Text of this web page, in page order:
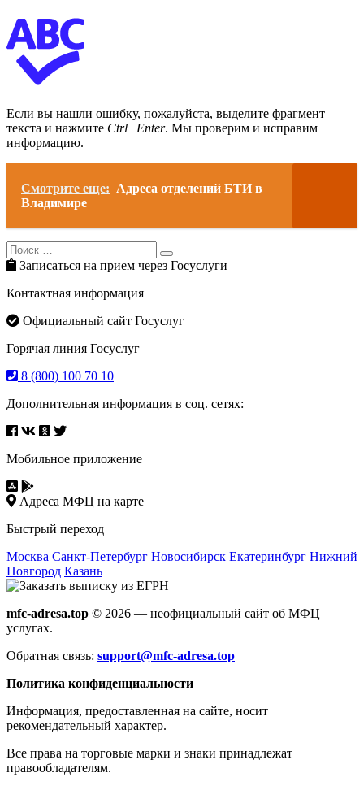
Если вы нашли ошибку, пожалуйста, выделите фрагмент
текста и нажмите Ctrl+Enter. Мы проверим и исправим
информацию.
Смотрите еще: Адреса отделений БТИ в
Владимире
Search
for:
Search
Записаться на прием через Госуслуги
Контактная информация
Официальный сайт Госуслуг
Горячая линия Госуслуг
8 (800) 100 70 10
Дополнительная информация в соц. сетях:
Мобильное приложение
Адреса МФЦ на карте
Быстрый переход
Москва Санкт-Петербург Новосибирск Екатеринбург Нижний
Новгород Казань
mfc-adresa.top © 2026 — неофициальный сайт об МФЦ
услугах.
Обратная связь: support@mfc-adresa.top
Политика конфиденциальности
Информация, предоставленная на сайте, носит
рекомендательный характер.
Все права на торговые марки и знаки принадлежат
правообладателям.